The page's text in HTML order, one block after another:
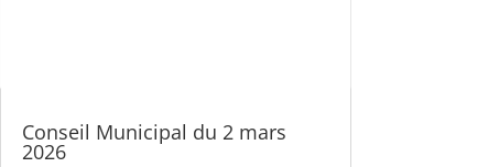
Conseil Municipal du 2 mars
2026